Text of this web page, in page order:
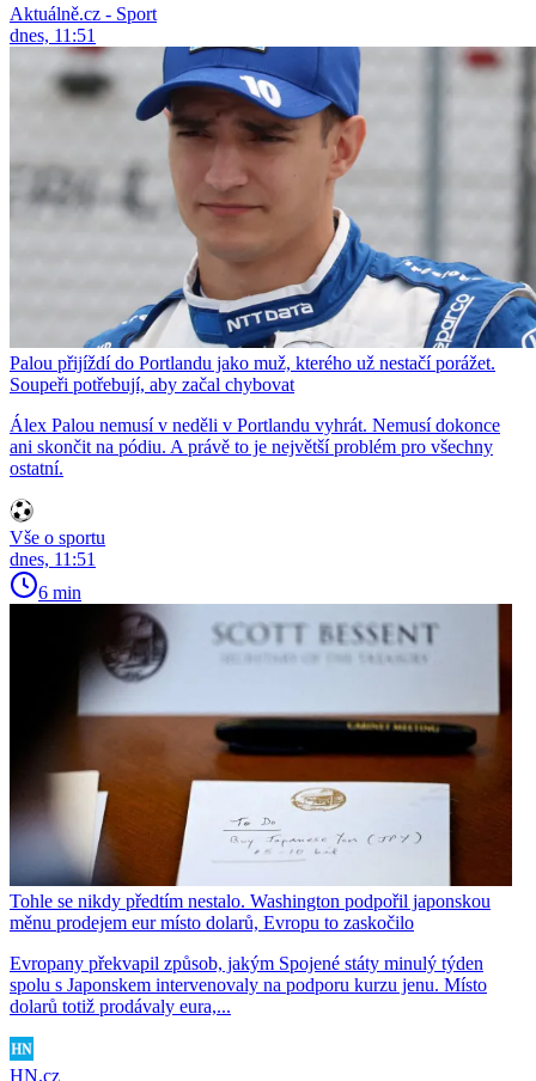
Aktuálně.cz - Sport
dnes, 11:51
Palou přijíždí do Portlandu jako muž, kterého už nestačí porážet.
Soupeři potřebují, aby začal chybovat
Álex Palou nemusí v neděli v Portlandu vyhrát. Nemusí dokonce
ani skončit na pódiu. A právě to je největší problém pro všechny
ostatní.
Vše o sportu
dnes, 11:51
6 min
Tohle se nikdy předtím nestalo. Washington podpořil japonskou
měnu prodejem eur místo dolarů, Evropu to zaskočilo
Evropany překvapil způsob, jakým Spojené státy minulý týden
spolu s Japonskem intervenovaly na podporu kurzu jenu. Místo
dolarů totiž prodávaly eura,...
HN.cz